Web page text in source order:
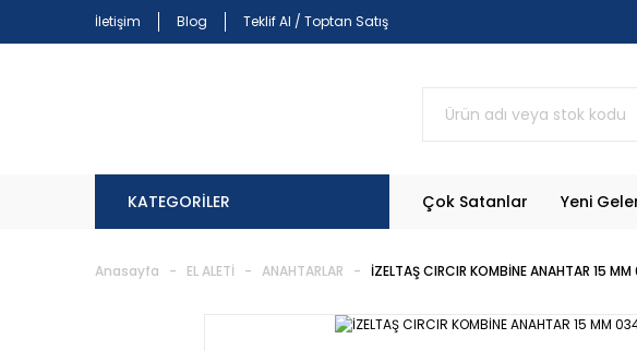
İletişim Blog Teklif Al / Toptan Satış
KATEGORİLER Çok Satanlar Yeni
Anasayfa EL ALETİ ANAHTARLAR İZELTAŞ CIRCIR KOMBİNE ANAHTAR 15